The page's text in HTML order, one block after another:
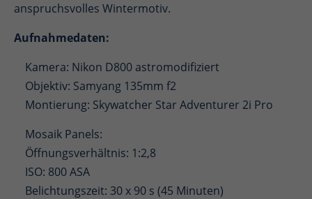
anspruchsvolles Wintermotiv.
Aufnahmedaten:
Kamera: Nikon D800 astromodifiziert
Objektiv: Samyang 135mm f2
Montierung: Skywatcher Star Adventurer 2i Pro
Mosaik Panels:
Öffnungsverhältnis: 1:2,8
ISO: 800 ASA
Belichtungszeit: 30 x 90 s (45 Minuten)